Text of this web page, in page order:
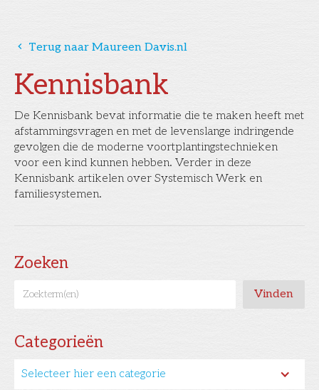
Kennisbank
De Kennisbank bevat informatie die te maken heeft met
afstammingsvragen en met de levenslange indringende
gevolgen die de moderne voortplantingstechnieken
voor een kind kunnen hebben. Verder in deze
Kennisbank artikelen over Systemisch Werk en
familiesystemen.
Zoeken
Categorieën
Selecteer hier een categorie
󰅁 Terug naar Maureen Davis.nl